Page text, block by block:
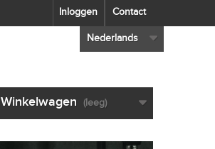
Contact
Inloggen
Nederlands
Winkelwagen (leeg)